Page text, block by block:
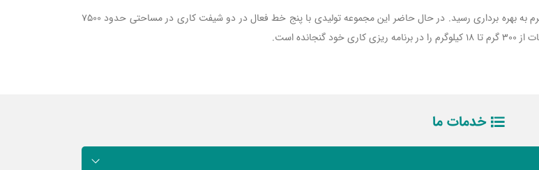
همچنین در همان سال یک خط سبک 500تن برای تولید قطعات سبک تا وزن 700 گرم به بهره برداری رسید. در حال حاضر این مجموعه تولیدی با پنج خط فعال در دو شیفت کاری در مساحتی حدود 7500
خدمات ما